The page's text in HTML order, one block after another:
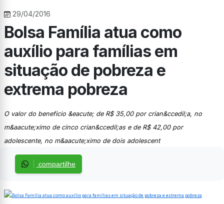
29/04/2016
Bolsa Família atua como
auxílio para famílias em
situação de pobreza e
extrema pobreza
O valor do beneficio &eacute; de R$ 35,00 por crian&ccedil;a, no
m&aacute;ximo de cinco crian&ccedil;as e de R$ 42,00 por
adolescente, no m&aacute;ximo de dois adolescent
compartilhe